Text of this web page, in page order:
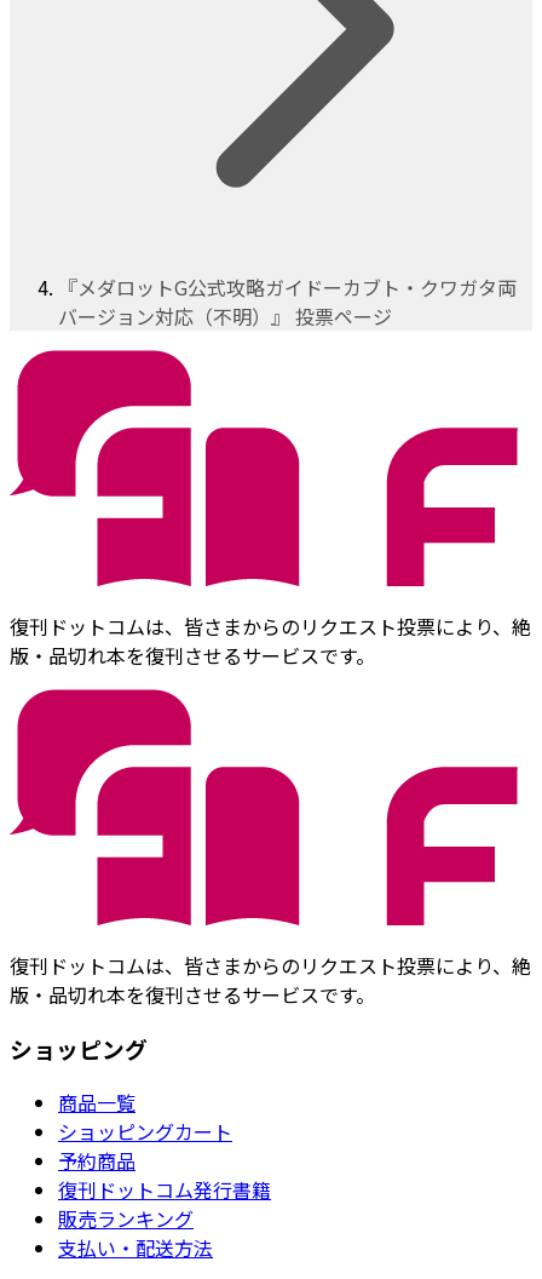
『メダロットG公式攻略ガイドーカブト・クワガタ両
バージョン対応（不明）』 投票ページ
復刊ドットコムは、皆さまからのリクエスト投票により、絶
版・品切れ本を復刊させるサービスです。
復刊ドットコムは、皆さまからのリクエスト投票により、絶
版・品切れ本を復刊させるサービスです。
ショッピング
商品一覧
ショッピングカート
予約商品
復刊ドットコム発行書籍
販売ランキング
支払い・配送方法